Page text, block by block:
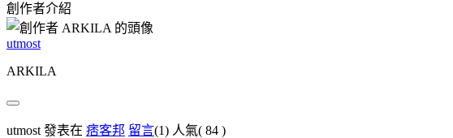
創作者介紹
utmost
ARKILA
utmost 發表在 痞客邦 留言(1) 人氣( 84 )